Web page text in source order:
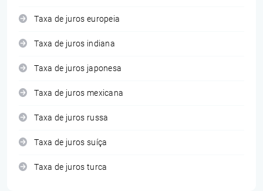
Taxa de juros europeia
Taxa de juros indiana
Taxa de juros japonesa
Taxa de juros mexicana
Taxa de juros russa
Taxa de juros suíça
Taxa de juros turca